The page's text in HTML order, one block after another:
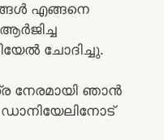
എങ്ങനെ
ചോദിച്ചു.
നേരമായി ഞാൻ
ഡാനിയേലിനോട്‌